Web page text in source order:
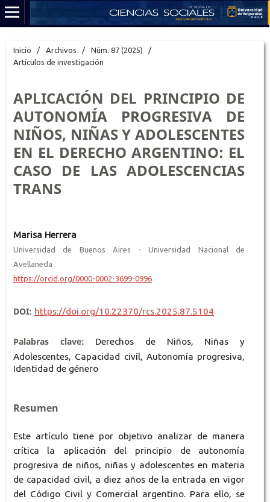
Inicio / Archivos / Núm. 87 (2025)
/
Artículos de investigación
APLICACIÓN DEL PRINCIPIO DE
AUTONOMÍA PROGRESIVA DE
NIÑOS, NIÑAS Y ADOLESCENTES
EN EL DERECHO ARGENTINO: EL
CASO DE LAS ADOLESCENCIAS
TRANS
Marisa Herrera
Universidad de Buenos Aires - Universidad Nacional de
Avellaneda
https://orcid.org/0000-0002-3699-0996
DOI: https://doi.org/10.22370/rcs.2025.87.5104
Palabras clave: Derechos de Niños, Niñas y
Adolescentes, Capacidad civil, Autonomía progresiva,
Identidad de género
Resumen
Este artículo tiene por objetivo analizar de manera
crítica la aplicación del principio de autonomía
progresiva de niños, niñas y adolescentes en materia
de capacidad civil, a diez años de la entrada en vigor
del Código Civil y Comercial argentino. Para ello, se